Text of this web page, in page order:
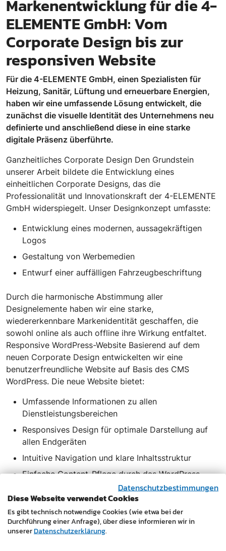
Markenentwicklung für die 4-
ELEMENTE GmbH: Vom
Corporate Design bis zur
responsiven Website
Für die 4-ELEMENTE GmbH, einen Spezialisten für
Heizung, Sanitär, Lüftung und erneuerbare Energien,
haben wir eine umfassende Lösung entwickelt, die
zunächst die visuelle Identität des Unternehmens neu
definierte und anschließend diese in eine starke
digitale Präsenz überführte.
Ganzheitliches Corporate Design Den Grundstein
unserer Arbeit bildete die Entwicklung eines
einheitlichen Corporate Designs, das die
Professionalität und Innovationskraft der 4-ELEMENTE
GmbH widerspiegelt. Unser Designkonzept umfasste:
Entwicklung eines modernen, aussagekräftigen
Logos
Gestaltung von Werbemedien
Entwurf einer auffälligen Fahrzeugbeschriftung
Durch die harmonische Abstimmung aller
Designelemente haben wir eine starke,
wiedererkennbare Markenidentität geschaffen, die
sowohl online als auch offline ihre Wirkung entfaltet.
Responsive WordPress-Website Basierend auf dem
neuen Corporate Design entwickelten wir eine
benutzerfreundliche Website auf Basis des CMS
WordPress. Die neue Website bietet:
Umfassende Informationen zu allen
Dienstleistungsbereichen
Responsives Design für optimale Darstellung auf
allen Endgeräten
Intuitive Navigation und klare Inhaltsstruktur
Einfache Content-Pflege durch das WordPress-
Professionelle Textierung und SEO Um die neue visuelle
Identität mit überzeugenden Inhalten zu untermauern,
übernahm unser Team die vollständige Textierung der
Datenschutzbestimmungen
Diese Webseite verwendet Cookies
Es gibt technisch notwendige Cookies (wie etwa bei der
Durchführung einer Anfrage), über diese informieren wir in
unsererDatenschutzerklärung.